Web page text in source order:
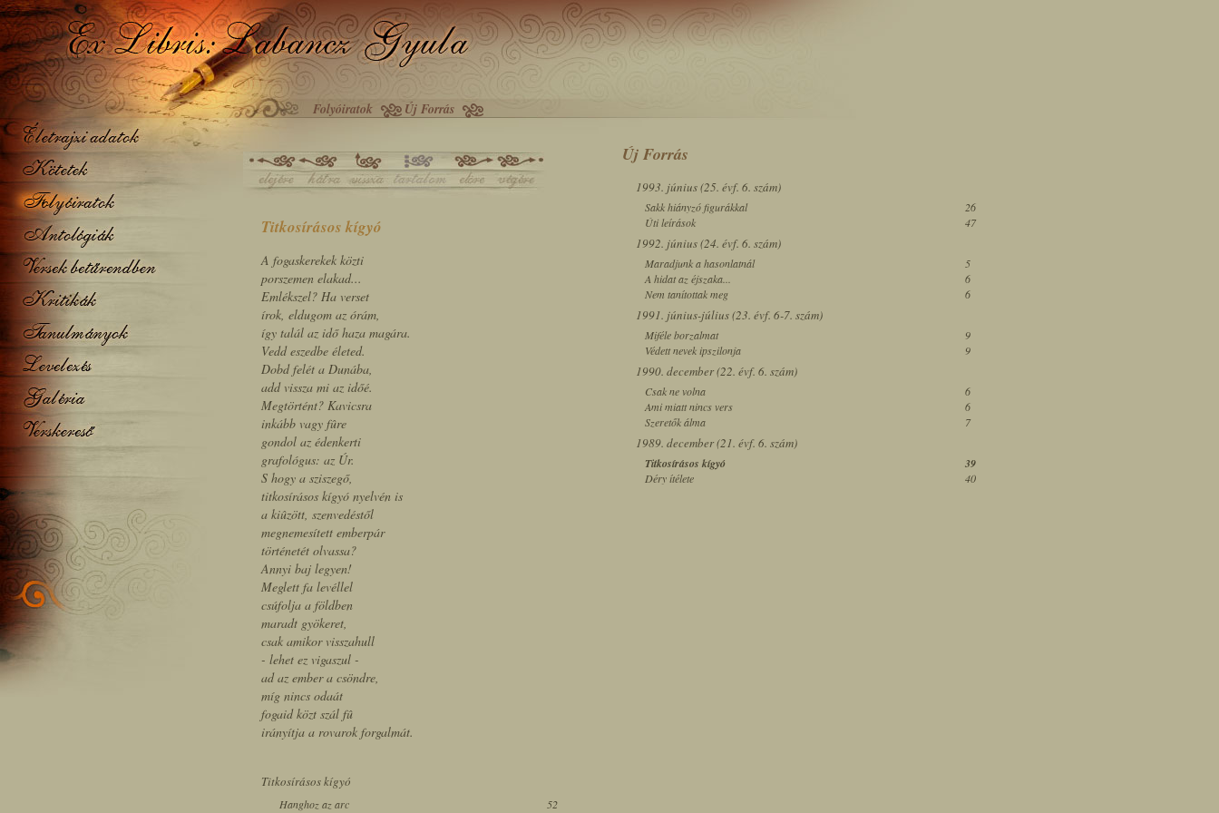
Folyóiratok Új Forrás
Titkosírásos kígyó
A fogaskerekek közti
porszemen elakad...
Emlékszel? Ha verset
írok, eldugom az órám,
így talál az idő haza magára.
Vedd eszedbe életed.
Dobd felét a Dunába,
add vissza mi az időé.
Megtörtént? Kavicsra
inkább vagy fûre
gondol az édenkerti
grafológus: az Úr.
S hogy a sziszegő,
titkosírásos kígyó nyelvén is
a kiûzött, szenvedéstől
megnemesített emberpár
történetét olvassa?
Annyi baj legyen!
Meglett fa levéllel
csúfolja a földben
maradt gyökeret,
csak amikor visszahull
- lehet ez vigaszul -
ad az ember a csöndre,
míg nincs odaát
fogaid közt szál fû
irányítja a rovarok forgalmát.
Titkosírásos kígyó
Hanghoz az arc 52
Új Forrás
1993. június (25. évf. 6. szám)
Sakk hiányzó figurákkal
26
Úti leírások
47
1992. június (24. évf. 6. szám)
Maradjunk a hasonlatnál
5
A hidat az éjszaka...
6
Nem tanítottak meg
6
1991. június-július (23. évf. 6-7. szám)
Miféle borzalmat
9
Védett nevek ipszilonja
9
1990. december (22. évf. 6. szám)
Csak ne volna
6
Ami miatt nincs vers
6
Szeretők álma
7
1989. december (21. évf. 6. szám)
Titkosírásos kígyó 39
Déry ítélete 40